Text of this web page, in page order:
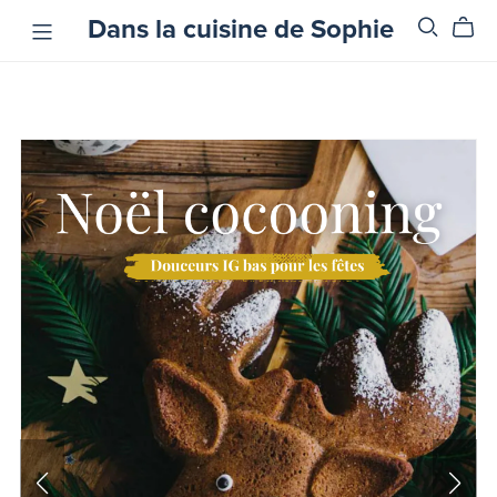
Dans la cuisine de Sophie